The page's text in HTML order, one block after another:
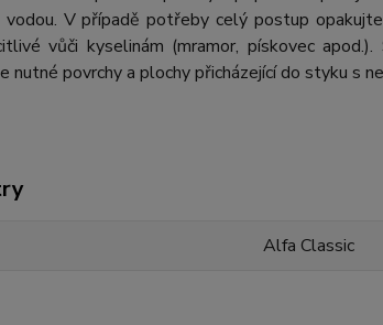
vodou. V případě potřeby celý postup
vůči kyselinám (mramor, pískovec
nutné povrchy a plochy přicházející do styku s
Alfa Classic